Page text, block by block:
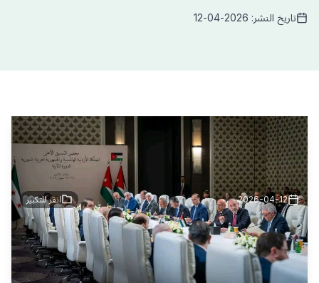
تاريخ النشر: 2026-04-12
2026-04-12 انقر للتكبير